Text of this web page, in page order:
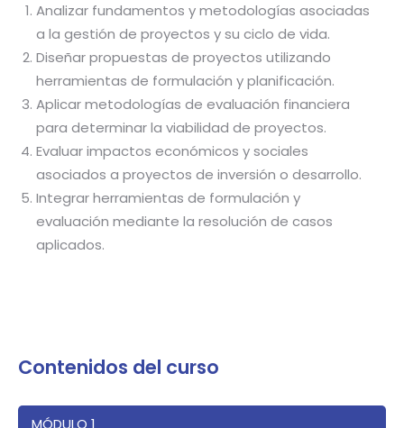
Analizar fundamentos y metodologías asociadas
a la gestión de proyectos y su ciclo de vida.
Diseñar propuestas de proyectos utilizando
herramientas de formulación y planificación.
Aplicar metodologías de evaluación financiera
para determinar la viabilidad de proyectos.
Evaluar impactos económicos y sociales
asociados a proyectos de inversión o desarrollo.
Integrar herramientas de formulación y
evaluación mediante la resolución de casos
aplicados.
Contenidos del curso
MÓDULO 1